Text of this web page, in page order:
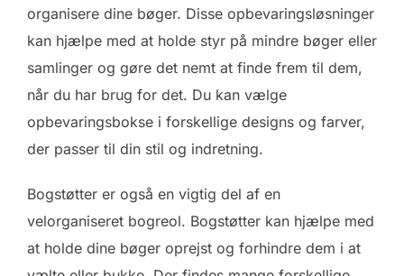
organisere dine bøger. Disse opbevaringsløsninger
kan hjælpe med at holde styr på mindre bøger eller
samlinger og gøre det nemt at finde frem til dem,
når du har brug for det. Du kan vælge
opbevaringsbokse i forskellige designs og farver,
der passer til din stil og indretning.
Bogstøtter er også en vigtig del af en
velorganiseret bogreol. Bogstøtter kan hjælpe med
at holde dine bøger oprejst og forhindre dem i at